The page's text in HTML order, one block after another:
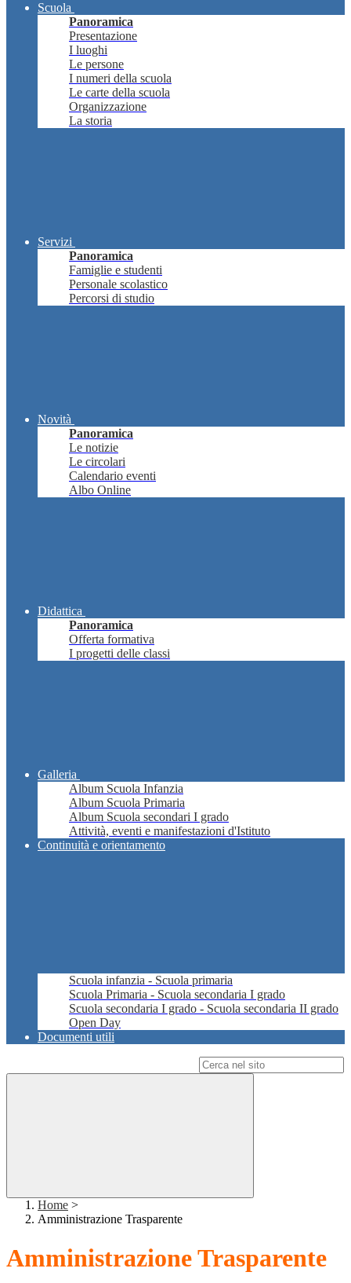
Scuola
Panoramica
Presentazione
I luoghi
Le persone
I numeri della scuola
Le carte della scuola
Organizzazione
La storia
Servizi
Panoramica
Famiglie e studenti
Personale scolastico
Percorsi di studio
Novità
Panoramica
Le notizie
Le circolari
Calendario eventi
Albo Online
Didattica
Panoramica
Offerta formativa
I progetti delle classi
Galleria
Album Scuola Infanzia
Album Scuola Primaria
Album Scuola secondari I grado
Attività, eventi e manifestazioni d'Istituto
Continuità e orientamento
Scuola infanzia - Scuola primaria
Scuola Primaria - Scuola secondaria I grado
Scuola secondaria I grado - Scuola secondaria II grado
Open Day
Documenti utili
Home >
Amministrazione Trasparente
Amministrazione Trasparente